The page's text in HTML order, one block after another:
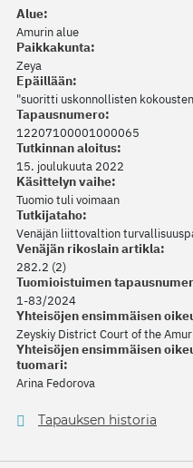
Alue:
Amurin alue
Paikkakunta:
Zeya
Epäillään:
"suoritti uskonnollisten
Tapausnumero:
12207100001000065
Tutkinnan aloitus:
15. joulukuuta 2022
Käsittelyn vaihe:
Tuomio tuli voimaan
Tutkijataho:
Venäjän liittovaltion
Venäjän rikoslain artikla:
282.2 (2)
Tuomioistuimen
1-83/2024
Yhteisöjen ensimmäisen
Zeyskiy District Court of the
Yhteisöjen ensimmäisen
tuomari:
Arina Fedorova
Tapauksen historia